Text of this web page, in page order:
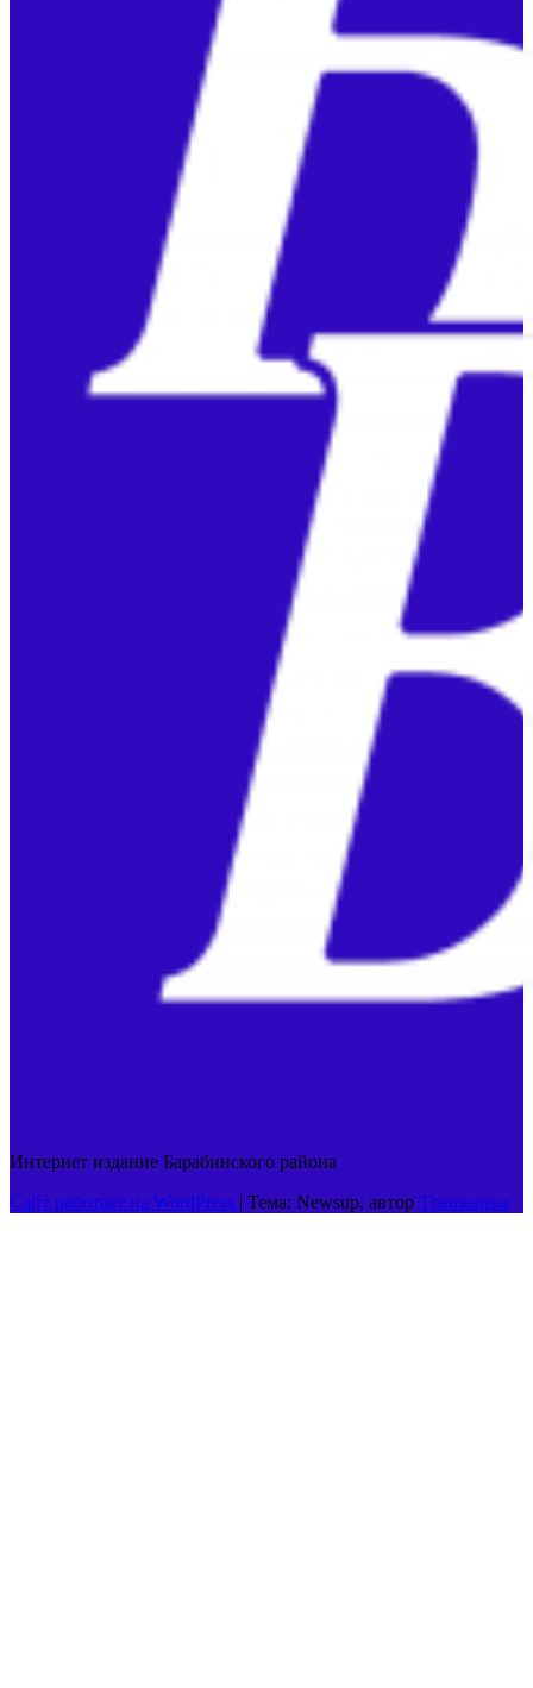
Интернет издание Барабинского района
Сайт работает на WordPress | Тема: Newsup, автор Themeansar